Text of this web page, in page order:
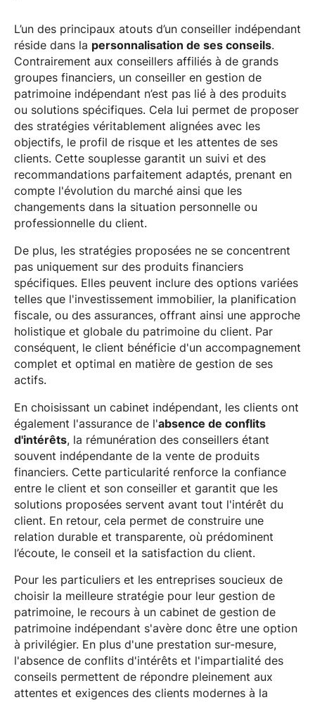
L’un des principaux atouts d’un conseiller indépendant
réside dans la personnalisation de ses conseils.
Contrairement aux conseillers affiliés à de grands
groupes financiers, un conseiller en gestion de
patrimoine indépendant n’est pas lié à des produits
ou solutions spécifiques. Cela lui permet de proposer
des stratégies véritablement alignées avec les
objectifs, le profil de risque et les attentes de ses
clients. Cette souplesse garantit un suivi et des
recommandations parfaitement adaptés, prenant en
compte l'évolution du marché ainsi que les
changements dans la situation personnelle ou
professionnelle du client.
De plus, les stratégies proposées ne se concentrent
pas uniquement sur des produits financiers
spécifiques. Elles peuvent inclure des options variées
telles que l'investissement immobilier, la planification
fiscale, ou des assurances, offrant ainsi une approche
holistique et globale du patrimoine du client. Par
conséquent, le client bénéficie d'un accompagnement
complet et optimal en matière de gestion de ses
actifs.
En choisissant un cabinet indépendant, les clients ont
également l'assurance de l'absence de conflits
d'intérêts, la rémunération des conseillers étant
souvent indépendante de la vente de produits
financiers. Cette particularité renforce la confiance
entre le client et son conseiller et garantit que les
solutions proposées servent avant tout l'intérêt du
client. En retour, cela permet de construire une
relation durable et transparente, où prédominent
l’écoute, le conseil et la satisfaction du client.
Pour les particuliers et les entreprises soucieux de
choisir la meilleure stratégie pour leur gestion de
patrimoine, le recours à un cabinet de gestion de
patrimoine indépendant s'avère donc être une option
à privilégier. En plus d'une prestation sur-mesure,
l'absence de conflits d'intérêts et l'impartialité des
conseils permettent de répondre pleinement aux
attentes et exigences des clients modernes à la